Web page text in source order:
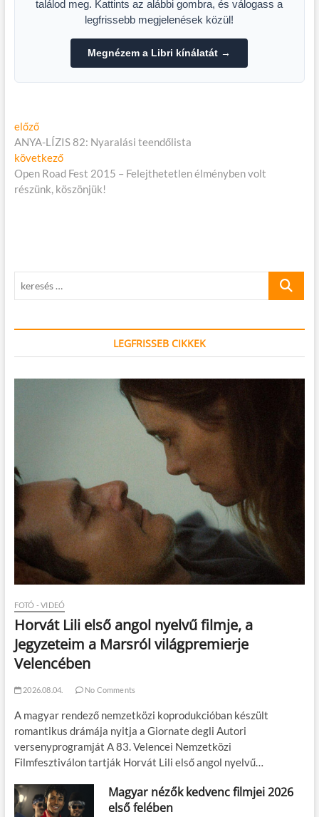
találod meg. Kattints az alábbi gombra, és válogass a
legfrissebb megjelenések közül!
Megnézem a Libri kínálatát →
Bejegyzés
navigáció
előzőElőző
cikk:
ANYA-LÍZIS 82: Nyaralási teendőlista
következőKövetkező
cikk:
Open Road Fest 2015 – Felejthetetlen élményben volt
részünk, köszönjük!
keresés
LEGFRISSEB CIKKEK
FOTÓ - VIDEÓ
Horvát Lili első angol nyelvű filmje, a
Jegyzeteim a Marsról világpremierje
Velencében
2026.08.04. No Comments
A magyar rendező nemzetközi koprodukcióban készült
romantikus drámája nyitja a Giornate degli Autori
versenyprogramját A 83. Velencei Nemzetközi
Filmfesztiválon tartják Horvát Lili első angol nyelvű…
Magyar nézők kedvenc filmjei 2026
első felében